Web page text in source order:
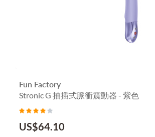
Fun Factory
Stronic G 抽插式脈衝震動器 - 紫色
US$64.10